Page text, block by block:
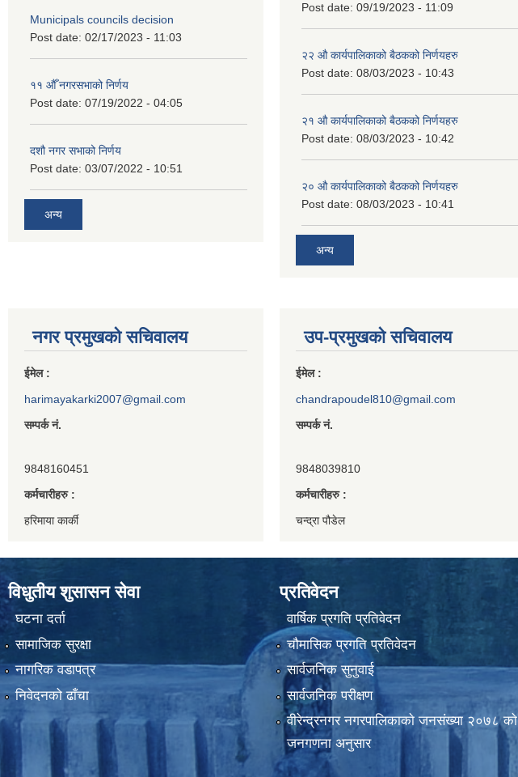
Municipals councils decision
Post date: 02/17/2023 - 11:03
११ ‌औँ नगरसभाको निर्णय
Post date: 07/19/2022 - 04:05
दशौ नगर सभाको निर्णय
Post date: 03/07/2022 - 10:51
अन्य
Post date: 09/19/2023 - 11:09
२‍२ औ कार्यपालिकाको बैठकको निर्णयहरु
Post date: 08/03/2023 - 10:43
२‍१ औ कार्यपालिकाको बैठकको निर्णयहरु
Post date: 08/03/2023 - 10:42
२‍० औ कार्यपालिकाको बैठकको निर्णयहरु
Post date: 08/03/2023 - 10:41
अन्य
नगर प्रमुखको सचिवालय
ईमेल :
harimayakarki2007@gmail.com
सम्पर्क नं.
9848160451
कर्मचारीहरु :
हरिमाया कार्की
उप-प्रमुखको सचिवालय
ईमेल :
chandrapoudel810@gmail.com
सम्पर्क नं.
9848039810
कर्मचारीहरु :
चन्द्रा पौडेल
विधुतीय शुसासन सेवा
घटना दर्ता
सामाजिक सुरक्षा
नागरिक वडापत्र
निवेदनको ढाँचा
प्रतिवेदन
वार्षिक प्रगति प्रतिवेदन
चौमासिक प्रगति प्रतिवेदन
सार्वजनिक सुनुवाई
सार्वजनिक परीक्षण
वीरेन्द्रनगर नगरपालिकाकाे जनसंख्या २०७८ काे
जनगणना अनुसार